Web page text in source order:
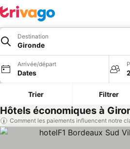
Destination
Gironde
Arrivée/départ
Dates
Trier Filtrer
Hôtels économiques à
Comment les paiements influencent notre